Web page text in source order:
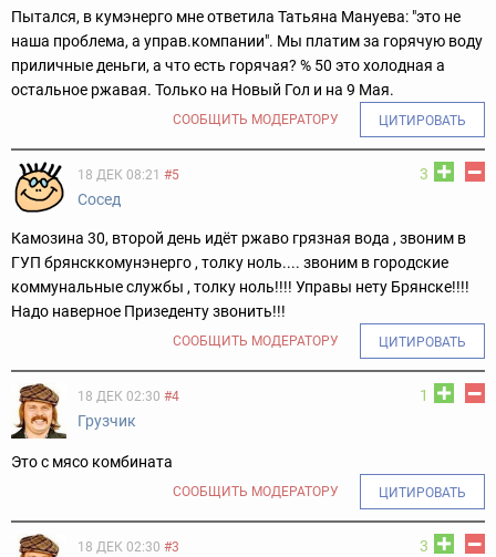
Пытался, в кумэнерго мне ответила Татьяна Мануева: "это не
наша проблема, а управ.компании". Мы платим за горячую воду
приличные деньги, а что есть горячая? % 50 это холодная а
остальное ржавая. Только на Новый Гол и на 9 Мая.
СООБЩИТЬ МОДЕРАТОРУ ЦИТИРОВАТЬ
3
18 ДЕК 08:21 #5
Сосед
Камозина 30, второй день идёт ржаво грязная вода , звоним в
ГУП брянсккомунэнерго , толку ноль.... звоним в городские
коммунальные службы , толку ноль!!!! Управы нету Брянске!!!!
Надо наверное Призеденту звонить!!!
СООБЩИТЬ МОДЕРАТОРУ ЦИТИРОВАТЬ
1
18 ДЕК 02:30 #4
Грузчик
Это с мясо комбината
СООБЩИТЬ МОДЕРАТОРУ ЦИТИРОВАТЬ
3
18 ДЕК 02:30 #3